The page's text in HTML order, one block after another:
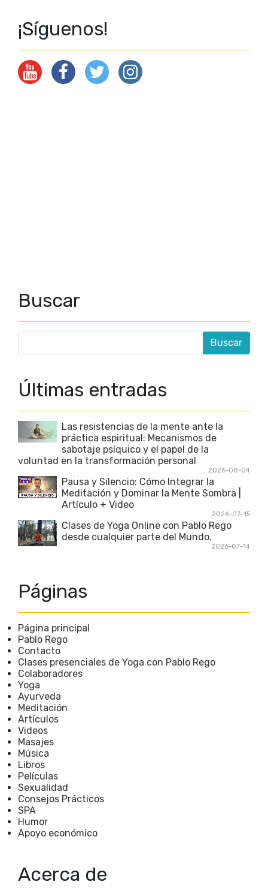
¡Síguenos!
Buscar
Últimas entradas
Las resistencias de la mente ante la
práctica espiritual: Mecanismos de
sabotaje psíquico y el papel de la
voluntad en la transformación personal
2026-08-04
Pausa y Silencio: Cómo Integrar la
Meditación y Dominar la Mente Sombra |
Artículo + Video
2026-07-15
Clases de Yoga Online con Pablo Rego
desde cualquier parte del Mundo.
2026-07-14
Páginas
Página principal
Pablo Rego
Contacto
Clases presenciales de Yoga con Pablo Rego
Colaboradores
Yoga
Ayurveda
Meditación
Artículos
Videos
Masajes
Música
Libros
Películas
Sexualidad
Consejos Prácticos
SPA
Humor
Apoyo económico
Acerca de